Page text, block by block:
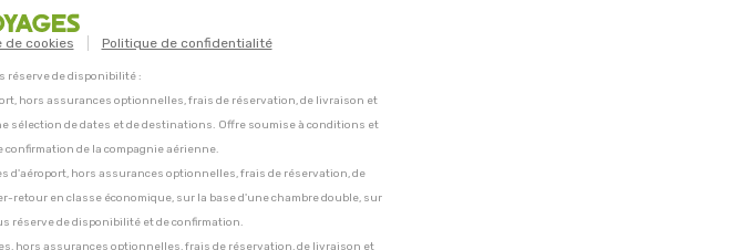
de cookies Politique de confidentialité
réserve de disponibilité :
hors assurances optionnelles, frais de réservation, de livraison et
sélection de dates et de destinations. Offre soumise à conditions et
de la compagnie aérienne.
d'aéroport, hors assurances optionnelles, frais de réservation, de
retour en classe économique, sur la base d'une chambre double, sur
réserve de disponibilité et de confirmation.
hors assurances optionnelles, frais de réservation, de livraison et